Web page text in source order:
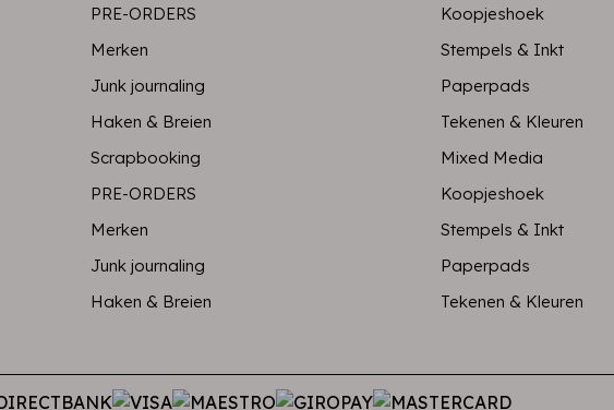
PRE-ORDERS
Koopjeshoek
Merken
Stempels & Inkt
Junk journaling
Paperpads
Haken & Breien
Tekenen & Kleuren
Scrapbooking
Mixed Media
PRE-ORDERS
Koopjeshoek
Merken
Stempels & Inkt
Junk journaling
Paperpads
Haken & Breien
Tekenen & Kleuren